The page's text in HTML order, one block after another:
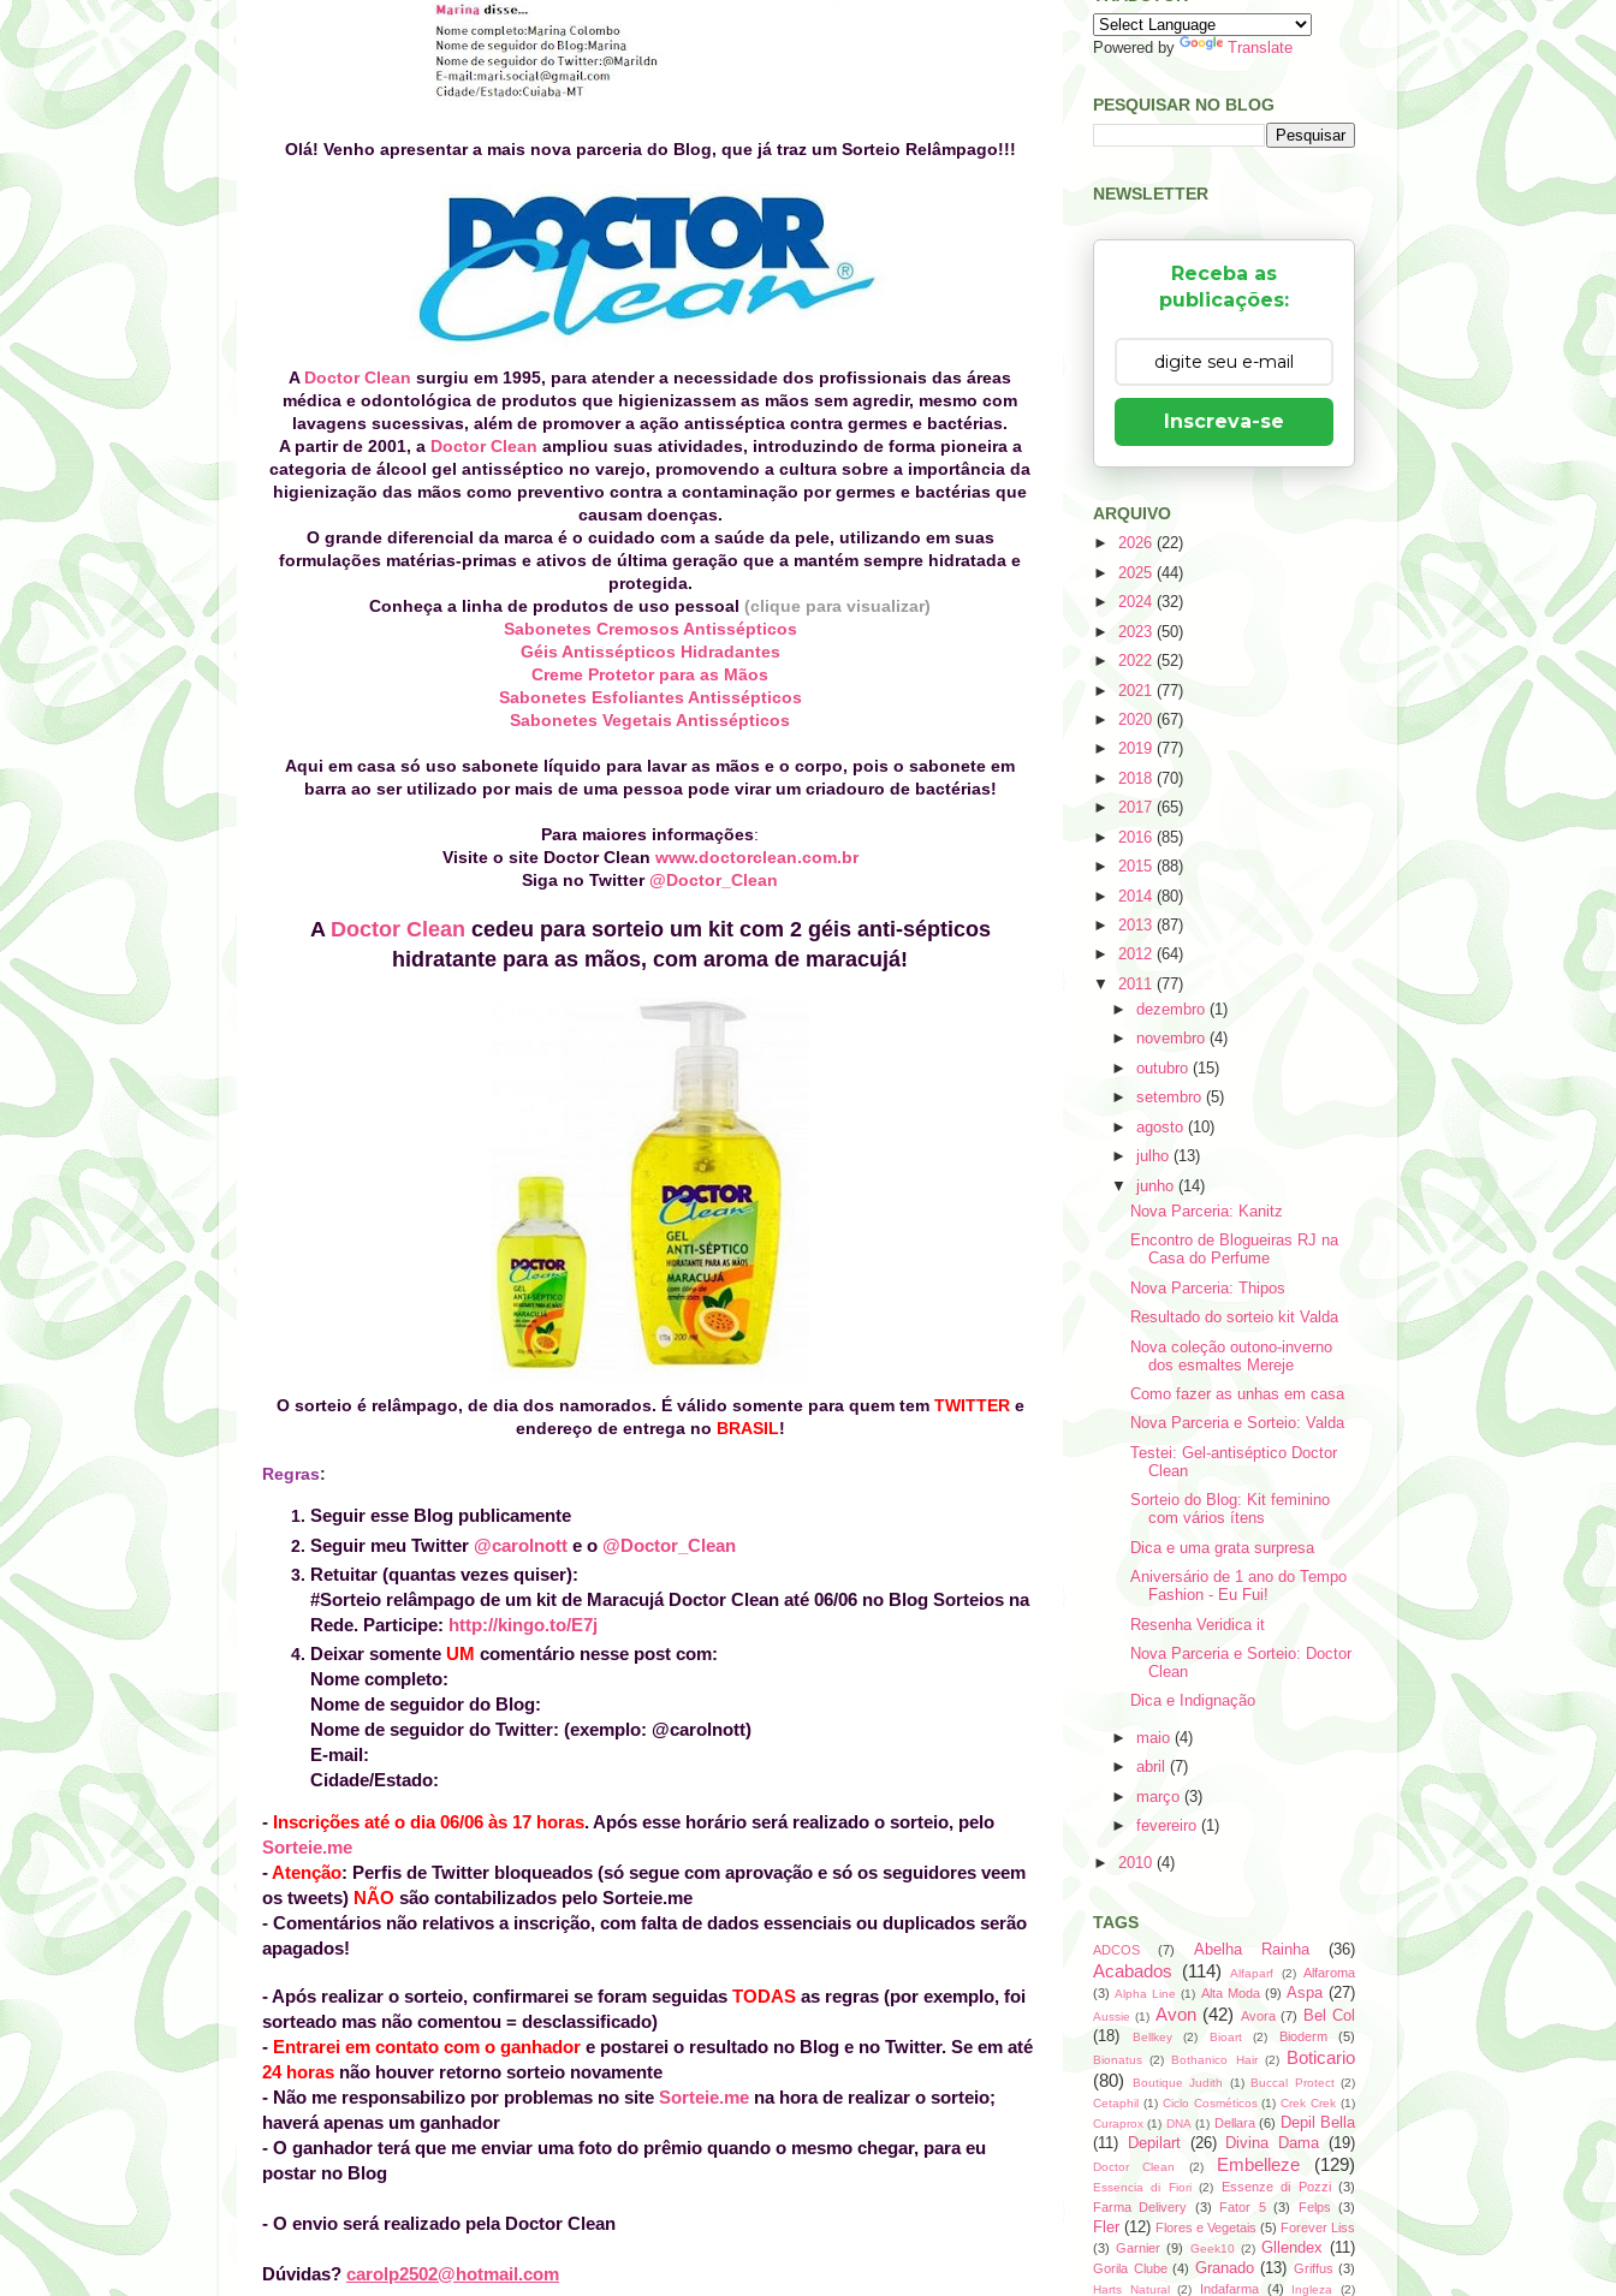
Olá! Venho apresentar a mais nova parceria do Blog, que já traz um Sorteio Relâmpago!!!
A Doctor Clean surgiu em 1995, para atender a necessidade dos profissionais das áreas
médica e odontológica de produtos que higienizassem as mãos sem agredir, mesmo com
lavagens sucessivas, além de promover a ação antisséptica contra germes e bactérias.
A partir de 2001, a Doctor Clean ampliou suas atividades, introduzindo de forma pioneira a
categoria de álcool gel antisséptico no varejo, promovendo a cultura sobre a importância da
higienização das mãos como preventivo contra a contaminação por germes e bactérias que
causam doenças.
O grande diferencial da marca é o cuidado com a saúde da pele, utilizando em suas
formulações matérias-primas e ativos de última geração que a mantém sempre hidratada e
protegida.
Conheça a linha de produtos de uso pessoal (clique para visualizar)
Sabonetes Cremosos Antissépticos
Géis Antissépticos Hidradantes
Creme Protetor para as Mãos
Sabonetes Esfoliantes Antissépticos
Sabonetes Vegetais Antissépticos
Aqui em casa só uso sabonete líquido para lavar as mãos e o corpo, pois o sabonete em
barra ao ser utilizado por mais de uma pessoa pode virar um criadouro de bactérias!
Para maiores informações:
Visite o site Doctor Clean www.doctorclean.com.br
Siga no Twitter@Doctor_Clean
A Doctor Clean cedeu para sorteio um kit com 2 géis anti-sépticos
hidratante para as mãos, com aroma de maracujá!
O sorteio é relâmpago, de dia dos namorados. É válido somente para quem tem TWITTER e
endereço de entrega no BRASIL!
Regras:
Seguir esse Blog publicamente
Seguir meu Twitter @carolnott e o @Doctor_Clean
Retuitar (quantas vezes quiser):
#Sorteio relâmpago de um kit de Maracujá Doctor Clean até 06/06 no Blog Sorteios na
Rede. Participe: http://kingo.to/E7j
Deixar somente UM comentário nesse post com:
Nome completo:
Nome de seguidor do Blog:
Nome de seguidor do Twitter: (exemplo: @carolnott)
E-mail:
Cidade/Estado:
- Inscrições até o dia 06/06 às 17 horas. Após esse horário será realizado o sorteio, pelo
Sorteie.me
-Atenção: Perfis de Twitter bloqueados (só segue com aprovação e só os seguidores veem
os tweets) NÃO são contabilizados pelo Sorteie.me
- Comentários não relativos a inscrição, com falta de dados essenciais ou duplicados serão
apagados!
- Após realizar o sorteio, confirmarei se foram seguidas TODAS as regras (por exemplo, foi
sorteado mas não comentou = desclassificado)
- Entrarei em contato com o ganhador e postarei o resultado no Blog e no Twitter. Se em até
24 horas não houver retorno sorteio novamente
- Não me responsabilizo por problemas no site Sorteie.me na hora de realizar o sorteio;
haverá apenas um ganhador
- O ganhador terá que me enviar uma foto do prêmio quando o mesmo chegar, para eu
postar no Blog
- O envio será realizado pela Doctor Clean
Dúvidas? carolp2502@hotmail.com
Powered by Translate
PESQUISAR NO BLOG
NEWSLETTER
Receba as
publicações:
Inscreva-se
ARQUIVO
► 2026 (22)
► 2025 (44)
► 2024 (32)
► 2023 (50)
► 2022 (52)
► 2021 (77)
► 2020 (67)
► 2019 (77)
► 2018 (70)
► 2017 (65)
► 2016 (85)
► 2015 (88)
► 2014 (80)
► 2013 (87)
► 2012 (64)
▼ 2011 (77)
►dezembro(1)
► novembro(4)
►outubro(15)
►setembro(5)
►agosto(10)
► julho(13)
▼junho(14)
Nova Parceria: Kanitz
Encontro de Blogueiras RJ na
Casa do Perfume
Nova Parceria: Thipos
Resultado do sorteio kit Valda
Nova coleção outono-inverno
dos esmaltes Mereje
Como fazer as unhas em casa
Nova Parceria e Sorteio: Valda
Testei: Gel-antiséptico Doctor
Clean
Sorteio do Blog: Kit feminino
com vários ítens
Dica e uma grata surpresa
Aniversário de 1 ano do Tempo
Fashion - Eu Fui!
Resenha Veridica it
Nova Parceria e Sorteio: Doctor
Clean
Dica e Indignação
► maio(4)
►abril(7)
► março(3)
►fevereiro(1)
► 2010 (4)
TAGS
ADCOS (7) Abelha Rainha (36)
Acabados (114) Alfaparf (2) Alfaroma
(3) Alpha Line (1) Alta Moda (9) Aspa (27)
Aussie (1) Avon (42) Avora (7)
Bel Col
(18)
Bellkey (2) Bioart (2) Bioderm (5)
Bionatus (2) Bothanico Hair (2)
Boticario
(80)
Boutique Judith (1) Buccal Protect (2)
Cetaphil (1) Ciclo Cosméticos (1) Crek Crek (1)
Curaprox (1) DNA (1) Dellara (6) Depil Bella
(11)
Depilart (26) Divina Dama (19)
Doctor Clean (2) Embelleze (129)
Essencia di Fiori (2) Essenze di Pozzi (3)
Farma Delivery (3) Fator 5 (3) Felps (3)
Fler (12) Flores e Vegetais (5) Forever Liss
(3) Garnier (9) Geek10 (2) Gllendex (11)
Gorila Clube (4) Granado (13) Griffus (3)
Harts Natural (2) Indafarma (4) Ingleza (2)